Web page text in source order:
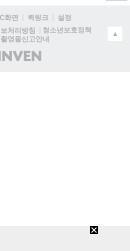
화면 퀵링크
설정
처리방침
청소년보호정책
영물신고안내
(주)
인
▲